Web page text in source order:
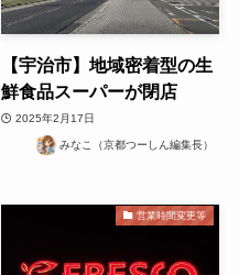
【宇治市】地域密着型の生
鮮食品スーパーが閉店
2025年2月17日
みなこ（京都つーしん編集長）
営業時間変更等